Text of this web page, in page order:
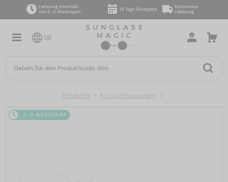
Lieferung innerhalb
von 2–4 Werktagen
14 Tage Rückgabe
Kostenlose
Lieferung
DE
Produkte Brillenfassungen
2-4 WERKTAGE